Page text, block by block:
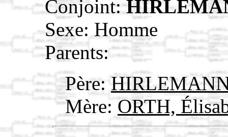
Conjoint:
Sexe: Homme
Parents:
Père:
Mère: ORTH,